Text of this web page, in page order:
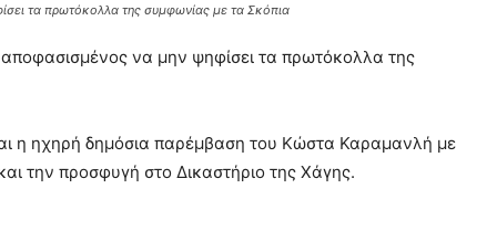
τα πρωτόκολλα της συμφωνίας με τα Σκόπια
να μην ψηφίσει τα πρωτόκολλα της
η ηχηρή δημόσια παρέμβαση του Κώστα Καραμανλή με
την προσφυγή στο Δικαστήριο της Χάγης.